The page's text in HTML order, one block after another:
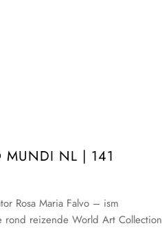
MUNDI NL | 141
Rosa Maria Falvo – ism
reizende World Art Collection